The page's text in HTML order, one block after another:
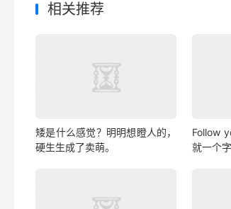
相关推荐
矮是什么感觉？明明想瞪人的，
硬生生成了卖萌。
Follow
就一个字